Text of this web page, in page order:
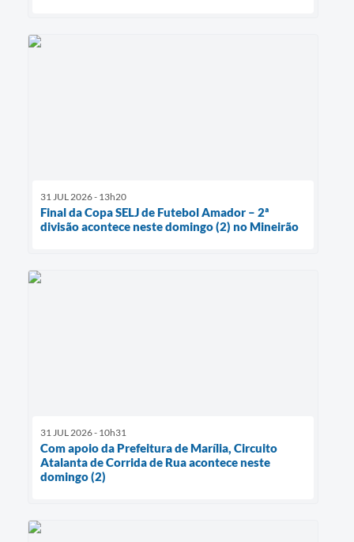
31 JUL 2026 - 13h20
Final da Copa SELJ de Futebol Amador – 2ª
divisão acontece neste domingo (2) no Mineirão
31 JUL 2026 - 10h31
Com apoio da Prefeitura de Marília, Circuito
Atalanta de Corrida de Rua acontece neste
domingo (2)